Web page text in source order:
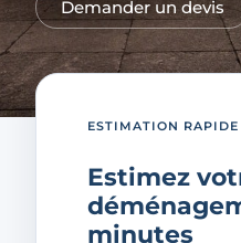
Demander un devis
ESTIMATION RAPIDE
Estimez
minutes